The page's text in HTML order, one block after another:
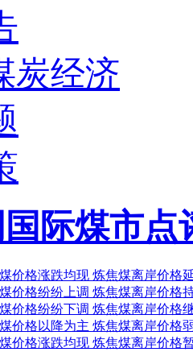
炭经济
际煤市点
价格涨跌均现 炼焦煤离岸价格
价格纷纷上调 炼焦煤离岸价格
价格纷纷下调 炼焦煤离岸价格
价格以降为主 炼焦煤离岸价格
价格涨跌均现 炼焦煤离岸价格